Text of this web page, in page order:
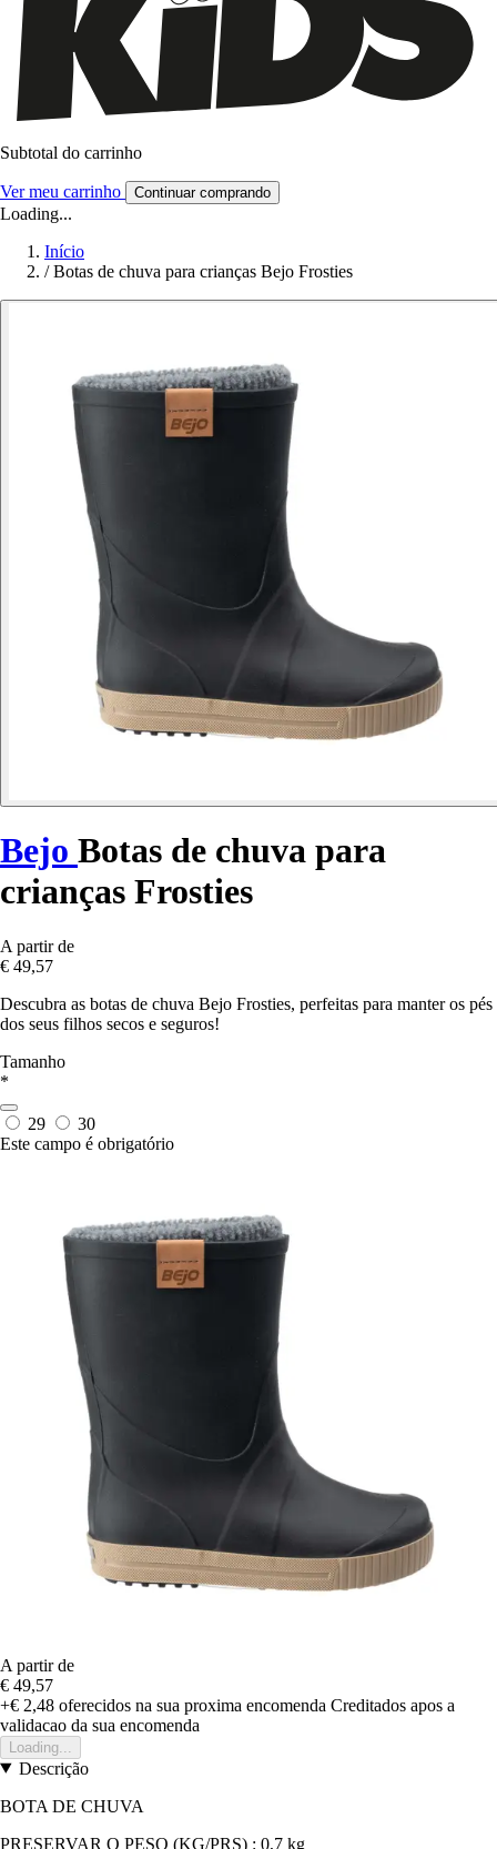
Subtotal do carrinho
Ver meu carrinho Continuar comprando
Loading...
Início
/ Botas de chuva para crianças Bejo Frosties
Bejo Botas de chuva para
crianças Frosties
A partir de
€ 49,57
Descubra as botas de chuva Bejo Frosties, perfeitas para manter os pés
dos seus filhos secos e seguros!
Tamanho
*
29
30
Este campo é obrigatório
A partir de
€ 49,57
+€ 2,48 oferecidos na sua proxima encomenda Creditados apos a
validacao da sua encomenda
Loading...
Descrição
BOTA DE CHUVA
PRESERVAR O PESO (KG/PRS) : 0,7 kg